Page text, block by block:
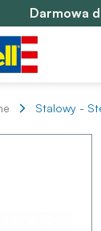
Darmowa
Stalowy -